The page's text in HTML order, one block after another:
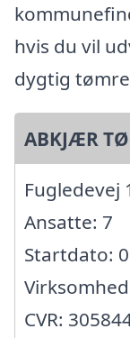
hvis du vil
dygtig
ABKJÆR
Fugledevej
Ansatte: 7
Startdato:
CVR: